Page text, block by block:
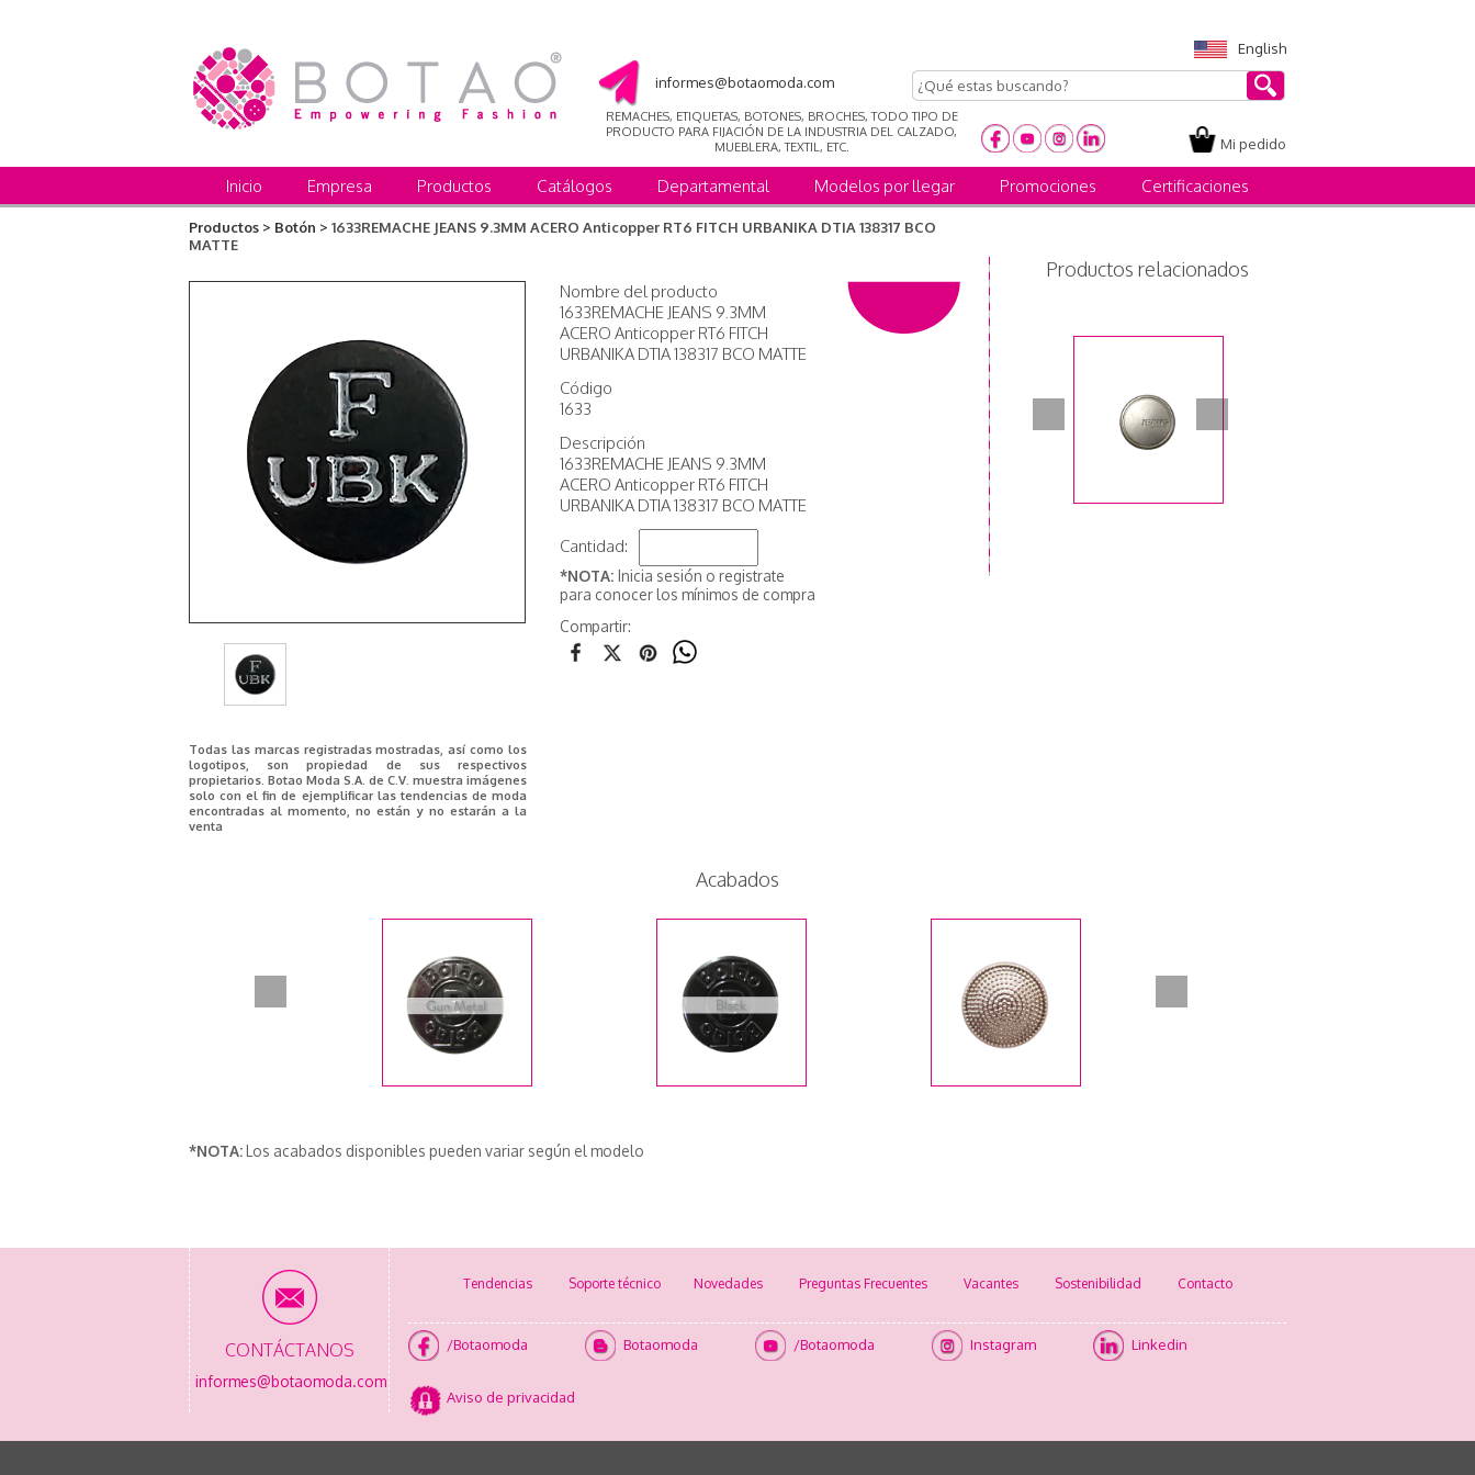
English
informes@botaomoda.com
REMACHES, ETIQUETAS, BOTONES, BROCHES, TODO TIPO DE
PRODUCTO PARA FIJACIÓN DE LA INDUSTRIA DEL CALZADO,
MUEBLERA, TEXTIL, ETC.
Mi pedido
Inicio Empresa Productos Catálogos Departamental Modelos por llegar Promociones Certificaciones
Productos > Botón > 1633REMACHE JEANS 9.3MM ACERO Anticopper RT6 FITCH URBANIKA DTIA 138317 BCO
MATTE
Todas las marcas registradas mostradas, así como los
logotipos, son propiedad de sus respectivos
propietarios. Botao Moda S.A. de C.V. muestra imágenes
solo con el fin de ejemplificar las tendencias de moda
encontradas al momento, no están y no estarán a la
venta
Nombre del producto
1633REMACHE JEANS 9.3MM
ACERO Anticopper RT6 FITCH
URBANIKA DTIA 138317 BCO MATTE
Código
1633
Descripción
1633REMACHE JEANS 9.3MM
ACERO Anticopper RT6 FITCH
URBANIKA DTIA 138317 BCO MATTE
Cantidad:
*NOTA: Inicia sesión o registrate
para conocer los mínimos de compra
Compartir:
Productos relacionados
Acabados
*NOTA:Los acabados disponibles pueden variar según el modelo
CONTÁCTANOS
informes@botaomoda.com
Tendencias Soporte técnico Novedades Preguntas Frecuentes Vacantes Sostenibilidad Contacto
/Botaomoda Botaomoda /Botaomoda Instagram Linkedin
Aviso de privacidad